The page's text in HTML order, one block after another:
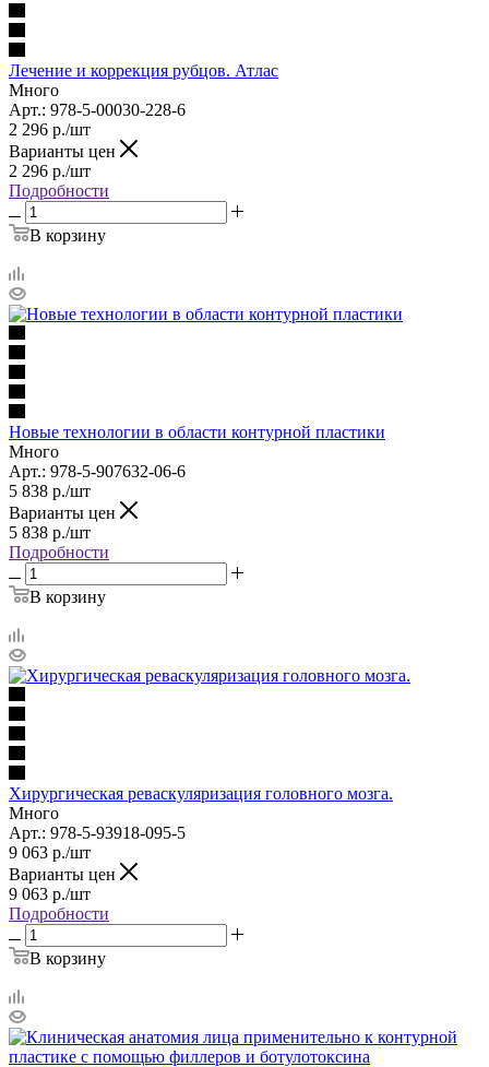
Лечение и коррекция рубцов. Атлас
Много
Арт.: 978-5-00030-228-6
2 296 р./шт
Варианты цен
2 296 р./шт
Подробности
В корзину
Новые технологии в области контурной пластики
Много
Арт.: 978-5-907632-06-6
5 838 р./шт
Варианты цен
5 838 р./шт
Подробности
В корзину
Хирургическая реваскуляризация головного мозга.
Много
Арт.: 978-5-93918-095-5
9 063 р./шт
Варианты цен
9 063 р./шт
Подробности
В корзину